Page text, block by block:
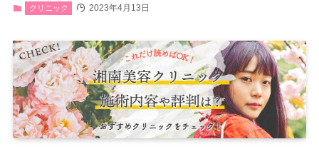
クリニック 2023年4月13日